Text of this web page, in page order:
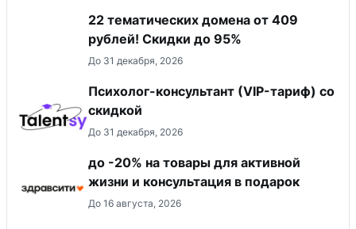
22 тематических домена от 409
рублей! Скидки до 95%
До 31 декабря, 2026
Психолог-консультант (VIP-тариф) со
скидкой
До 31 декабря, 2026
до -20% на товары для активной
жизни и консультация в подарок
До 16 августа, 2026